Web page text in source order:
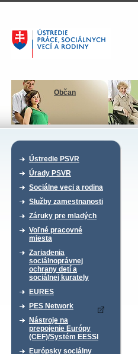
Občan
Ústredie PSVR
Úrady PSVR
Sociálne veci a rodina
Služby zamestnanosti
Záruky pre mladých
Voľné pracovné
miesta
Zariadenia
sociálnoprávnej
ochrany detí a
sociálnej kurately
EURES
PES Network
Nástroje na
prepojenie Európy
(CEF)/Systém EESSI
Európsky sociálny